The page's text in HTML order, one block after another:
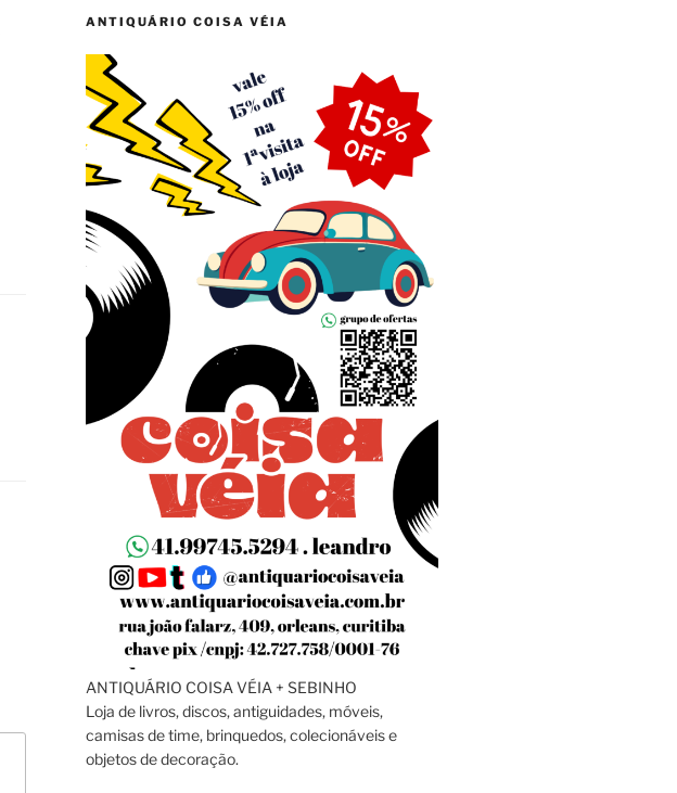
ANTIQUÁRIO COISA VÉIA
ANTIQUÁRIO COISA VÉIA + SEBINHO
Loja de livros, discos, antiguidades, móveis,
camisas de time, brinquedos, colecionáveis e
objetos de decoração.